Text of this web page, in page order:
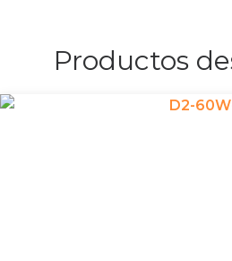
Productos